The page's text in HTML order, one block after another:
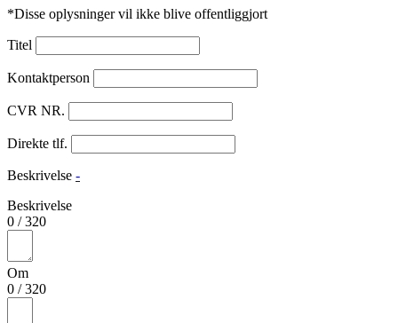
*Disse oplysninger vil ikke blive offentliggjort
Titel
Kontaktperson
CVR NR.
Direkte tlf.
Beskrivelse -
Beskrivelse
0 /320
Om
0 /320